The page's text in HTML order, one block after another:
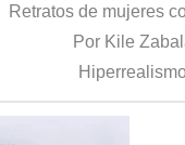
Retratos de mujeres
Por Kile